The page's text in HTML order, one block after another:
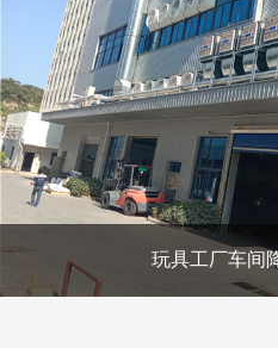
玩具工厂车间